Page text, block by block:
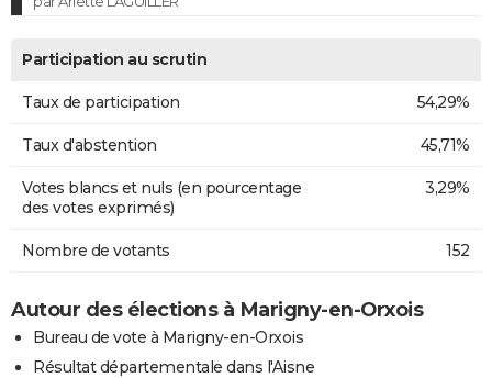
Participation au scrutin
Taux de participation 54,29%
Taux d'abstention 45,71%
Votes blancs et nuls (en pourcentage
des votes exprimés)
3,29%
Nombre de votants 152
Autour des élections à Marigny-en-Orxois
Bureau de vote à Marigny-en-Orxois
Résultat départementale dans l'Aisne